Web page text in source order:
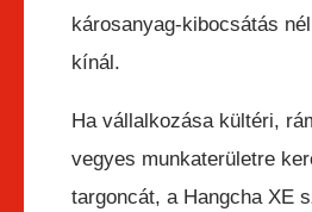
károsanyag-kibocsátás
kínál.
Ha vállalkozása kültéri,
vegyes munkaterületre
targoncát, a Hangcha XE